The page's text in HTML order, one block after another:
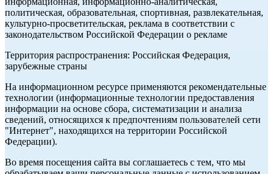
политическая, образовательная, спортивная, развлекательная,
культурно-просветительская, реклама в соответствии с
законодательством Российской Федерации о рекламе
Территория распространения: Российская Федерация,
зарубежные страны
На информационном ресурсе применяются рекомендательные
технологии (информационные технологии предоставления
информации на основе сбора, систематизации и анализа
сведений, относящихся к предпочтениям пользователей сети
"Интернет", находящихся на территории Российской
Федерации).
Во время посещения сайта вы соглашаетесь с тем, что мы